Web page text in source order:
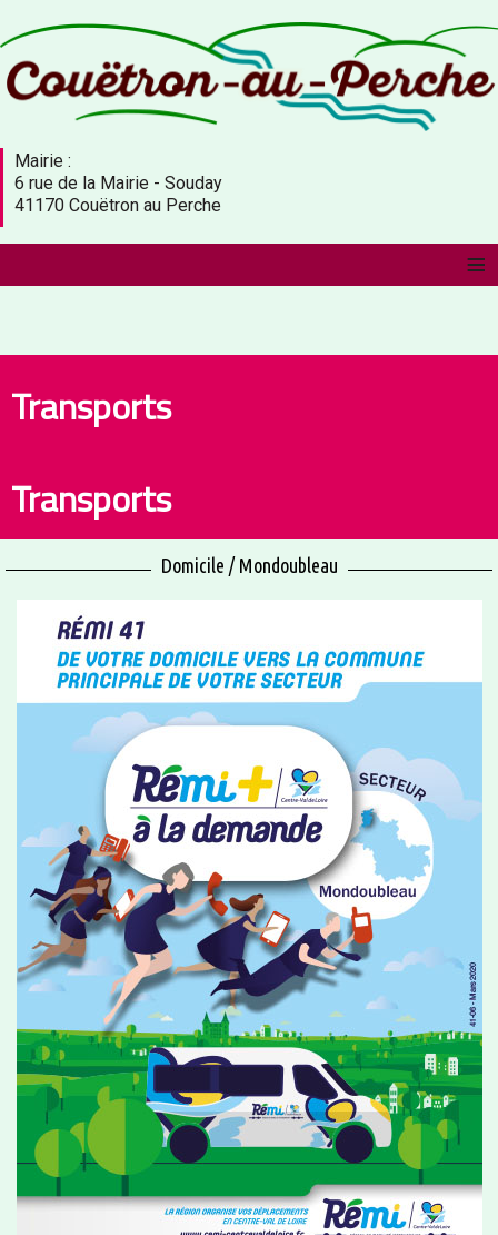
Mairie :
6 rue de la Mairie - Souday
41170 Couëtron au Perche
≡
Transports
Transports
Domicile / Mondoubleau